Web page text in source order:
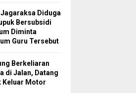
Diduga
Bersubsidi
Diminta
Guru Tersebut
Berkeliaran
di Jalan, Datang
Keluar Motor